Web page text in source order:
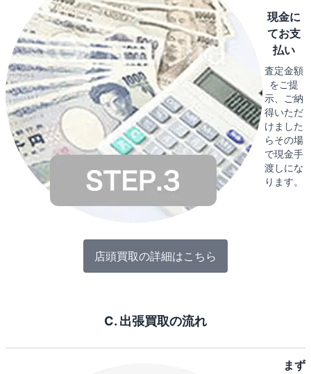
現金に
てお支
払い
査定金額
をご提
示、ご納
得いただ
けました
らその場
で現金手
渡しにな
ります。
店頭買取の詳細はこちら
C. 出張買取の流れ
まず